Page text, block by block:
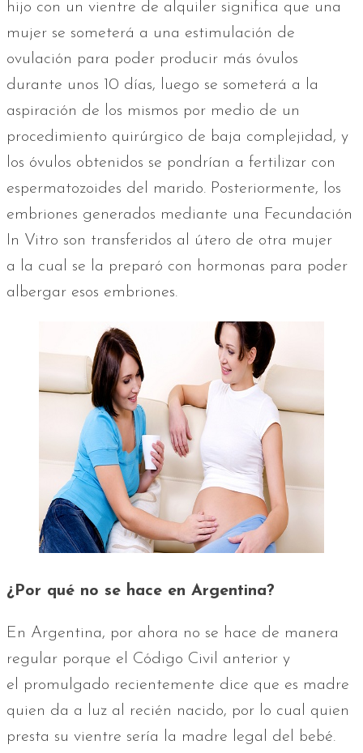
hijo con un vientre de alquiler significa que una
mujer se someterá a una estimulación de
ovulación para poder producir más óvulos
durante unos 10 días, luego se someterá a la
aspiración de los mismos por medio de un
procedimiento quirúrgico de baja complejidad, y
los óvulos obtenidos se pondrían a fertilizar con
espermatozoides del marido. Posteriormente, los
embriones generados mediante una Fecundación
In Vitro son transferidos al útero de otra mujer
a la cual se la preparó con hormonas para poder
albergar esos embriones.
¿Por qué no se hace en Argentina?
En Argentina, por ahora no se hace de manera
regular porque el Código Civil anterior y
el promulgado recientemente dice que es madre
quien da a luz al recién nacido, por lo cual quien
presta su vientre sería la madre legal del bebé.